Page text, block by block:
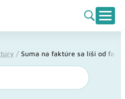
/ Suma na faktúre sa líši od